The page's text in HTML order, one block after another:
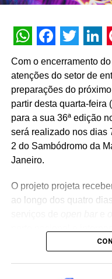
A estratégia de
peças deOut of Home
influenciadores digitais,
banco na
WhatsApp
Com o encerramento
atenções do setor de
preparações do
partir desta quarta-feira
para a sua 36ª edição
será realizado nos dias
2 do Sambódromo da
Janeiro.
O projeto projeta
ao longo dos quatro
marcas parceiras. “O